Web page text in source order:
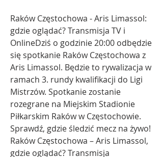
Raków Częstochowa - Aris Limassol:
gdzie oglądać? Transmisja TV i
OnlineDziś o godzinie 20:00 odbędzie
się spotkanie Raków Częstochowa z
Aris Limassol. Będzie to rywalizacja w
ramach 3. rundy kwalifikacji do Ligi
Mistrzów. Spotkanie zostanie
rozegrane na Miejskim Stadionie
Piłkarskim Raków w Częstochowie.
Sprawdź, gdzie śledzić mecz na żywo!
Raków Częstochowa – Aris Limassol,
gdzie oglądać? Transmisja